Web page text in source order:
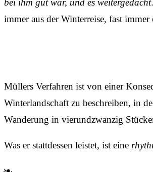
bei ihm gut war, und es weitergedacht
immer aus der Winterreise, fast
Müllers Verfahren ist von einer
Winterlandschaft zu beschreiben, in
Wanderung in vierundzwanzig
Was er stattdessen leistet, ist eine